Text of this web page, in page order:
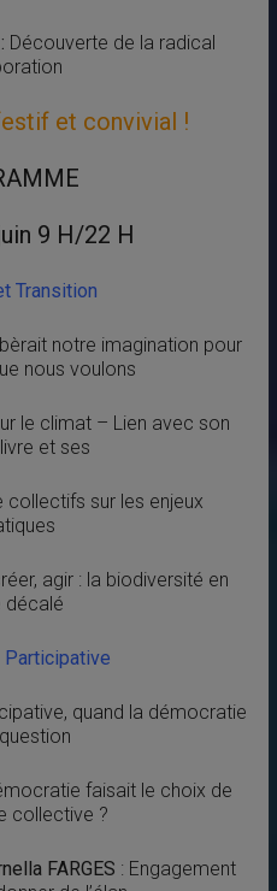
Découverte de la radical
et convivial !
9 H/22 H
Transition
notre imagination pour
nous voulons
le climat – Lien avec son
et ses
sur les enjeux
agir : la biodiversité en
décalé
Participative
quand la démocratie
faisait le choix de
collective ?
FARGES : Engagement